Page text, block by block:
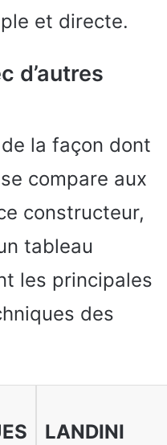
et directe.
d’autres
la façon dont
compare aux
constructeur,
tableau
les principales
des
LANDINI